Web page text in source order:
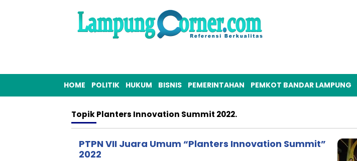
HOME POLITIK HUKUM BISNIS PEMERINTAHAN PEMKOT BANDAR LAMPUNG
TopikPlanters Innovation Summit 2022.
PTPN VII Juara Umum “Planters Innovation Summit”
2022